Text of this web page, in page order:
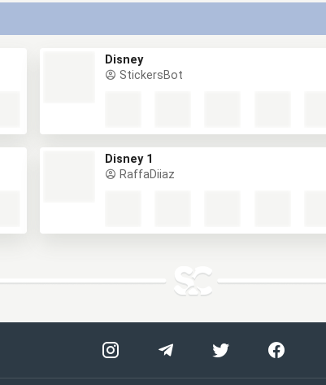
Disney
StickersBot
Disney 1
RaffaDiiaz